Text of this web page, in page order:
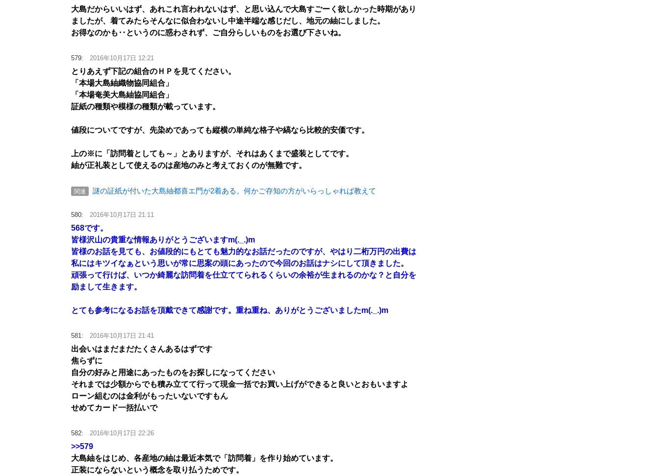
大島だからいいはず、あれこれ言われないはず、と思い込んで大島すごーく欲しかった時期があり
ましたが、着てみたらそんなに似合わないし中途半端な感じだし、地元の紬にしました。
お得なのかも‥というのに惑わされず、ご自分らしいものをお選び下さいね。
579: 2016年10月17日 12:21
とりあえず下記の組合のＨＰを見てください。
「本場大島紬織物協同組合」
「本場奄美大島紬協同組合」
証紙の種類や模様の種類が載っています。
値段についてですが、先染めであっても縦横の単純な格子や縞なら比較的安価です。
上の※に「訪問着としても～」とありますが、それはあくまで盛装としてです。
紬が正礼装として使えるのは産地のみと考えておくのが無難です。
関連 謎の証紙が付いた大島紬都喜エ門が2着ある。何かご存知の方がいらっしゃれば教えて
580: 2016年10月17日 21:11
568です。
皆様沢山の貴重な情報ありがとうございますm(._.)m
皆様のお話を見ても、お値段的にもとても魅力的なお話だったのですが、やはり二桁万円の出費は
私にはキツイなぁという思いが常に思案の頭にあったので今回のお話はナシにして頂きました。
頑張って行けば、いつか綺麗な訪問着を仕立ててられるくらいの余裕が生まれるのかな？と自分を
励まして生きます。
とても参考になるお話を頂戴できて感謝です。重ね重ね、ありがとうございましたm(._.)m
581: 2016年10月17日 21:41
出会いはまだまだたくさんあるはずです
焦らずに
自分の好みと用途にあったものをお探しになってください
それまでは少額からでも積み立てて行って現金一括でお買い上げができると良いとおもいますよ
ローン組むのは金利がもったいないですもん
せめてカード一括払いで
582: 2016年10月17日 22:26
>>579
大島紬をはじめ、各産地の紬は最近本気で「訪問着」を作り始めています。
正装にならないという概念を取り払うためです。